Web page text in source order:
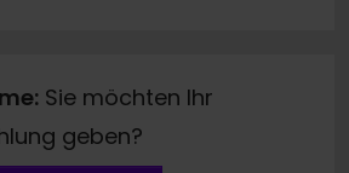
Sie möchten Ihr
geben?